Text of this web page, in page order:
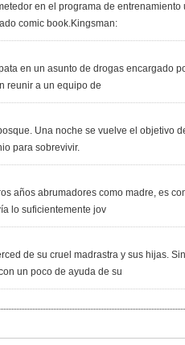
en el programa de
comic book.Kingsman:
en un asunto de drogas encargado
reunir a un equipo de
Una noche se vuelve el objetivo
para sobrevivir.
años abrumadores como madre, es
lo suficientemente jov
de su cruel madrastra y sus hijas.
un poco de ayuda de su